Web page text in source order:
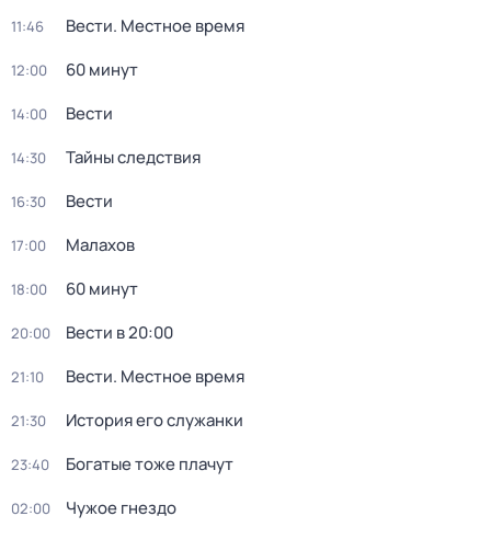
11:46 Вести. Местное время
12:00 60 минут
14:00 Вести
14:30 Тайны следствия
16:30 Вести
17:00 Малахов
18:00 60 минут
20:00 Вести в 20:00
21:10 Вести. Местное время
21:30 История его служанки
23:40 Богатые тоже плачут
02:00 Чужое гнездо